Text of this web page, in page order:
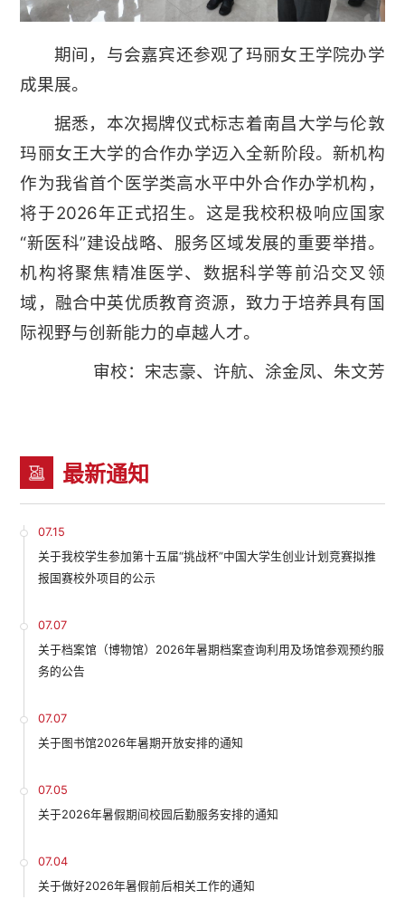
期间，与会嘉宾还参观了玛丽女王学院办学
成果展。
据悉，本次揭牌仪式标志着南昌大学与伦敦
玛丽女王大学的合作办学迈入全新阶段。新机构
作为我省首个医学类高水平中外合作办学机构，
将于2026年正式招生。这是我校积极响应国家
“新医科”建设战略、服务区域发展的重要举措。
机构将聚焦精准医学、数据科学等前沿交叉领
域，融合中英优质教育资源，致力于培养具有国
际视野与创新能力的卓越人才。
审校：宋志豪、许航、涂金凤、朱文芳
最新通知
07.15
关于我校学生参加第十五届“挑战杯”中国大学生创业计划竞赛拟推
报国赛校外项目的公示
07.07
关于档案馆（博物馆）2026年暑期档案查询利用及场馆参观预约服
务的公告
07.07
关于图书馆2026年暑期开放安排的通知
07.05
关于2026年暑假期间校园后勤服务安排的通知
07.04
关于做好2026年暑假前后相关工作的通知